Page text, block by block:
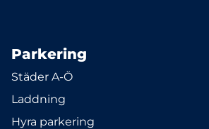
Parkering
Städer A-Ö
Laddning
Hyra parkering